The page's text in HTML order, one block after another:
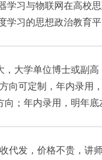
学习与物联网在高校
学习的思想政治教育
，大学单位博士或副高
向可定制，年内录用
向；年内录用，明年底
代发，价格不贵，讲师